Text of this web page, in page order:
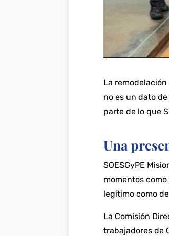
La
no es un dato
parte de lo que
Una
SOESGyPE
momentos
legítimo como
La Comisión
trabajadores de